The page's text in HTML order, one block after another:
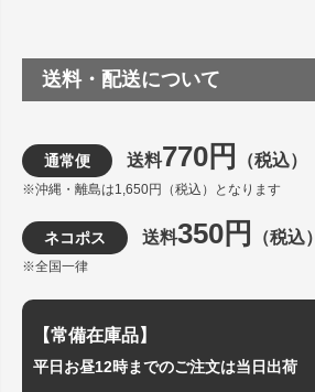
送料・配送について
通常便 送料770円 （税込）
※沖縄・離島は1,650円（税込）となります
ネコポス 送料350円 （税込）
※全国一律
【常備在庫品】
平日お昼12時までのご注文は当日出荷